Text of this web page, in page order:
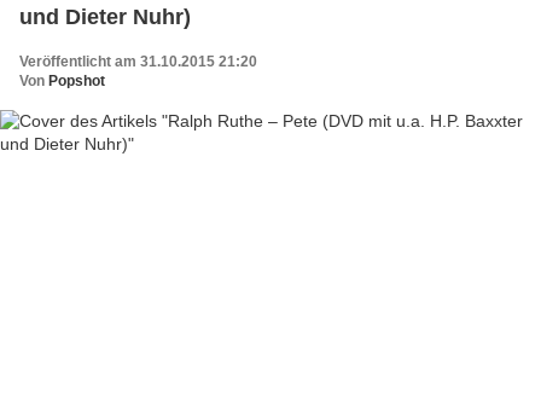
und Dieter Nuhr)
Veröffentlicht am 31.10.2015 21:20
Von Popshot